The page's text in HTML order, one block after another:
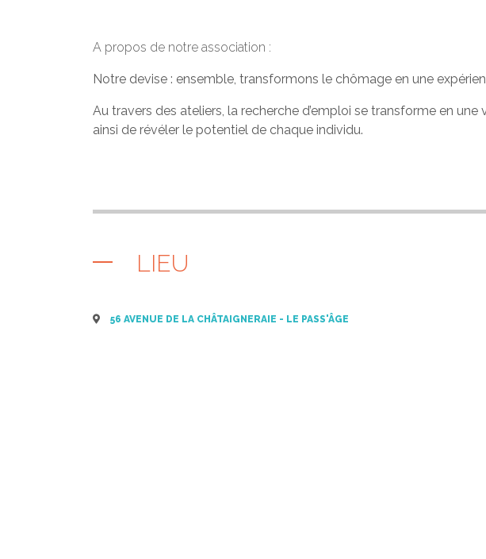
A propos de notre association :
Notre devise : ensemble, transformons le chômage en une
Au travers des ateliers, la recherche d’emploi se transforme en
ainsi de révéler le potentiel de chaque individu.
LIEU
56 AVENUE DE LA CHÂTAIGNERAIE - LE PASS'ÂGE